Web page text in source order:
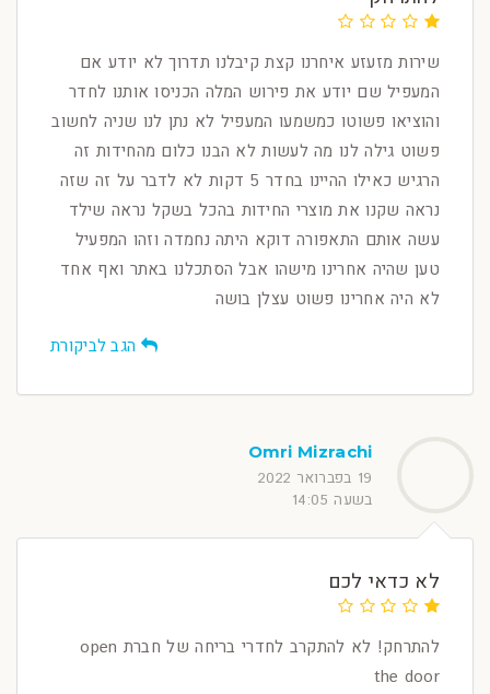
שירות מזעזע איחרנו קצת קיבלנו תדרוך לא יודע אם
המעפיל שם יודע את פירוש המלה הכניסו אותנו לחדר
והוציאו פשוטו כמשמעו המעפיל לא נתן לנו שניה לחשוב
פשוט גילה לנו מה לעשות לא הבנו כלום מהחידות זה
הרגיש כאילו ההיינו בחדר 5 דקות לא לדבר על זה שזה
נראה שקנו את מוצרי החידות בהכל בשקל נראה שילד
עשה אותם התאפורה דוקא היתה נחמדה וזהו המפעיל
טען שהיה אחרינו מישהו אבל הסתכלנו באתר ואף אחד
לא היה אחרינו פשוט עצלן בושה
הגב לביקורת
Omri Mizrachi
19 בפברואר 2022
בשעה 14:05
לא כדאי לכם
להתרחק! לא להתקרב לחדרי בריחה של חברת open
the door